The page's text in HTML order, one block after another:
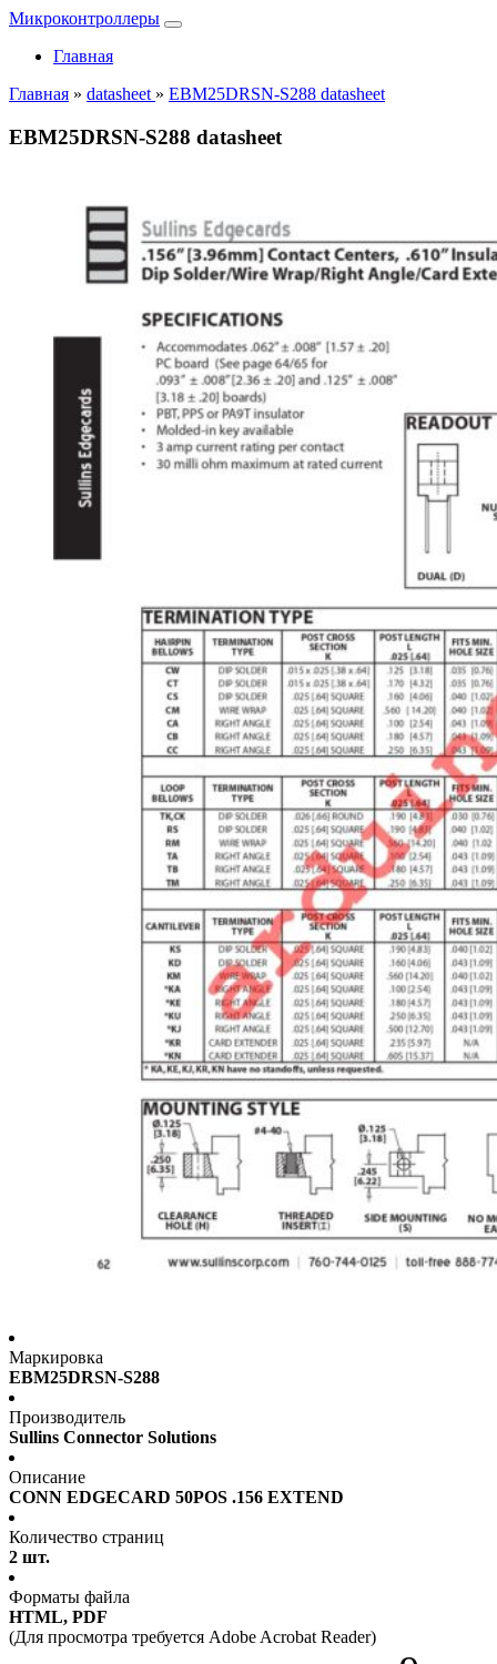
Микроконтроллеры
Главная
Главная » datasheet » EBM25DRSN-S288 datasheet
EBM25DRSN-S288 datasheet
Маркировка
EBM25DRSN-S288
Производитель
Sullins Connector Solutions
Описание
CONN EDGECARD 50POS .156 EXTEND
Количество страниц
2 шт.
Форматы файла
HTML, PDF
(Для просмотра требуется Adobe Acrobat Reader)